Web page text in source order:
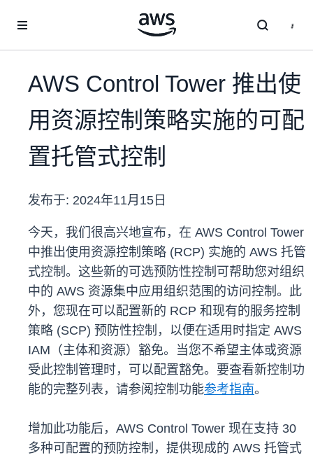
AWS Control Tower 推出使
用资源控制策略实施的可配
置托管式控制
发布于: 2024年11月15日
今天，我们很高兴地宣布，在 AWS Control Tower
中推出使用资源控制策略 (RCP) 实施的 AWS 托管
式控制。这些新的可选预防性控制可帮助您对组织
中的 AWS 资源集中应用组织范围的访问控制。此
外，您现在可以配置新的 RCP 和现有的服务控制
策略 (SCP) 预防性控制，以便在适用时指定 AWS
IAM（主体和资源）豁免。当您不希望主体或资源
受此控制管理时，可以配置豁免。要查看新控制功
能的完整列表，请参阅控制功能参考指南。
增加此功能后，AWS Control Tower 现在支持 30
多种可配置的预防控制，提供现成的 AWS 托管式